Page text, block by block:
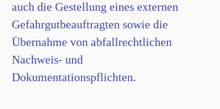
auch die Gestellung eines externen
Gefahrgutbeauftragten sowie die
Übernahme von abfallrechtlichen
Nachweis- und
Dokumentationspflichten.